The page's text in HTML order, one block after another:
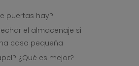
puertas hay?
el almacenaje si
casa pequeña
¿Qué es mejor?